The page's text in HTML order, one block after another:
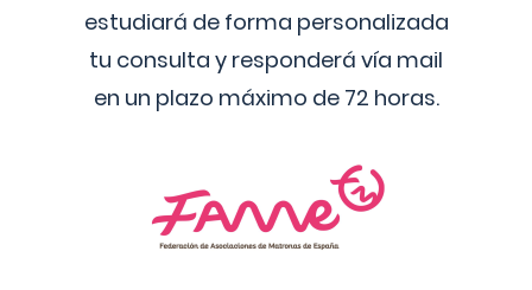
estudiará de forma personalizada
tu consulta y responderá vía mail
en un plazo máximo de 72 horas.